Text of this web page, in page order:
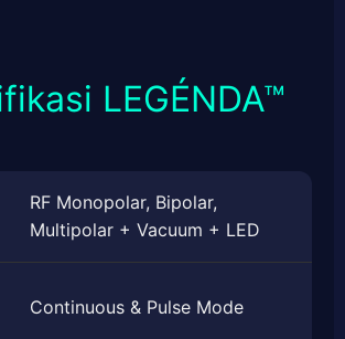
LEGÉNDA™
RF Monopolar, Bipolar,
Multipolar + Vacuum + LED
Continuous & Pulse Mode